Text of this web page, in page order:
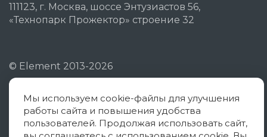
111123, г. Москва, шоссе Энтузиастов 56,
«Технопарк Прожектор» строение 32
© Element 2013-2026
Политика конфиденциальности
Согласие на обработку ПД
Мы используем cookie-файлы для улучшения
работы сайта и повышения удобства
пользователей. Продолжая использовать сайт,